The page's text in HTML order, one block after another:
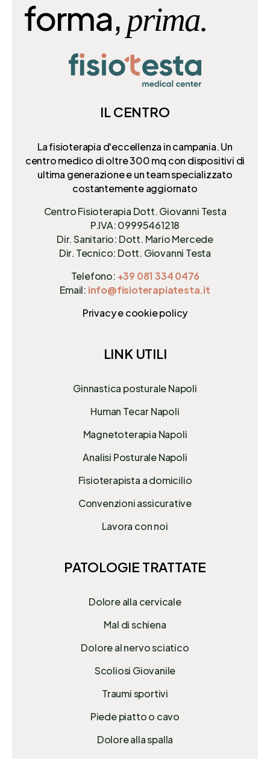
forma, prima.
IL CENTRO
La fisioterapia d'eccellenza in campania. Un
centro medico di oltre 300 mq con dispositivi di
ultima generazione e un team specializzato
costantemente aggiornato
Centro Fisioterapia Dott. Giovanni Testa
P.IVA: 09995461218
Dir. Sanitario: Dott. Mario Mercede
Dir. Tecnico: Dott. Giovanni Testa
Telefono: +39 081 334 0476
Email: info@fisioterapiatesta.it
Privacy e cookie policy
LINK UTILI
Ginnastica posturale Napoli
Human Tecar Napoli
Magnetoterapia Napoli
Analisi Posturale Napoli
Fisioterapista a domicilio
Convenzioni assicurative
Lavora con noi
PATOLOGIE TRATTATE
Dolore alla cervicale
Mal di schiena
Dolore al nervo sciatico
Scoliosi Giovanile
Traumi sportivi
Piede piatto o cavo
Dolore alla spalla